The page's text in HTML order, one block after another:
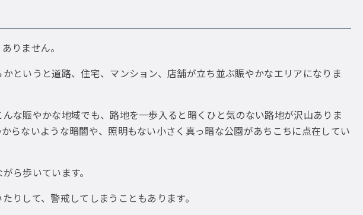
りません。
というと道路、住宅、マンション、店舗が立ち並ぶ賑やかなエリアになりま
な賑やかな地域でも、路地を一歩入ると暗くひと気のない路地が沢山ありま
らないような暗闇や、照明もない小さく真っ暗な公園があちこちに点在してい
ら歩いています。
りして、警戒してしまうこともあります。